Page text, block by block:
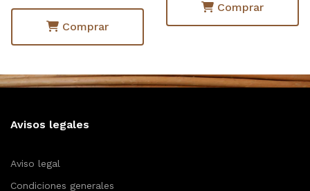
Comprar
Comprar
Avisos legales
Aviso legal
Condiciones generales